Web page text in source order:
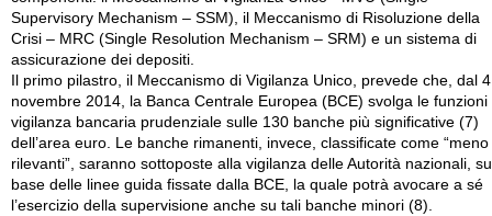
Supervisory Mechanism – SSM), il Meccanismo di Risoluzione della
Crisi – MRC (Single Resolution Mechanism – SRM) e un sistema di
assicurazione dei depositi.
Il primo pilastro, il Meccanismo di Vigilanza Unico, prevede che, dal 4
novembre 2014, la Banca Centrale Europea (BCE) svolga le funzioni
vigilanza bancaria prudenziale sulle 130 banche più significative (7)
dell’area euro. Le banche rimanenti, invece, classificate come “meno
rilevanti”, saranno sottoposte alla vigilanza delle Autorità nazionali,
base delle linee guida fissate dalla BCE, la quale potrà avocare a sé
l’esercizio della supervisione anche su tali banche minori (8).